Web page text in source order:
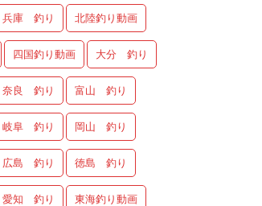
兵庫 釣り 北陸釣り動画
四国釣り動画 大分 釣り
奈良 釣り 富山 釣り
岐阜 釣り 岡山 釣り
広島 釣り 徳島 釣り
愛知 釣り 東海釣り動画